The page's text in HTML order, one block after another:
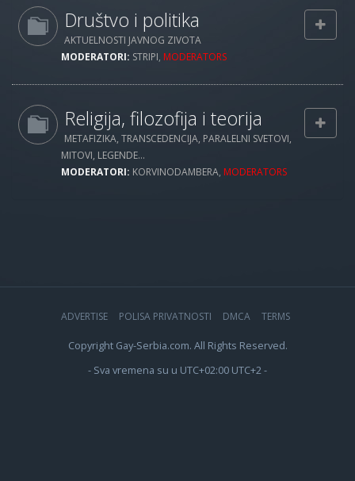
Društvo i politika
AKTUELNOSTI JAVNOG ZIVOTA
MODERATORI: STRIPI, MODERATORS
Religija, filozofija i teorija
METAFIZIKA, TRANSCEDENCIJA, PARALELNI SVETOVI,
MITOVI, LEGENDE...
MODERATORI: KORVINODAMBERA, MODERATORS
ADVERTISE POLISA PRIVATNOSTI DMCA TERMS
Copyright Gay-Serbia.com. All Rights Reserved.
- Sva vremena su u UTC+02:00 UTC+2 -